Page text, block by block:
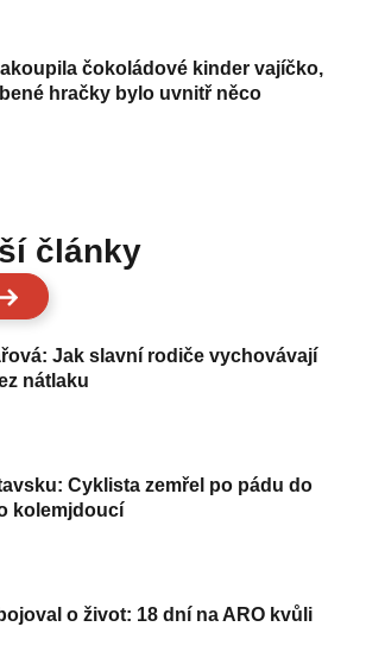
čokoládové kinder vajíčko,
hračky bylo uvnitř něco
články
Jak slavní rodiče vychovávají
nátlaku
Cyklista zemřel po pádu do
kolemjdoucí
o život: 18 dní na ARO kvůli